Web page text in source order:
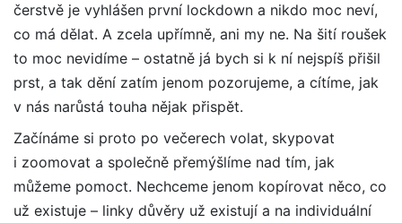
čerstvě je vyhlášen první lockdown a nikdo moc neví,
co má dělat. A zcela upřímně, ani my ne. Na šití roušek
to moc nevidíme – ostatně já bych si k ní nejspíš přišil
prst, a tak dění zatím jenom pozorujeme, a cítíme, jak
v nás narůstá touha nějak přispět.
Začínáme si proto po večerech volat, skypovat
i zoomovat a společně přemýšlíme nad tím, jak
můžeme pomoct. Nechceme jenom kopírovat něco, co
už existuje – linky důvěry už existují a na individuální